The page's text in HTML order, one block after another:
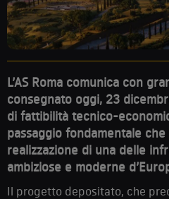
L’AS Roma comunica con
consegnato oggi, 23
di fattibilità tecnico-
passaggio fondamentale
realizzazione di una delle
ambiziose e moderne
Il progetto depositato, che